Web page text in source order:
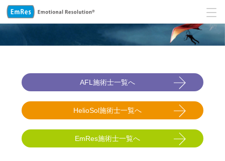
AFL施術士一覧へ
HelioSol施術士一覧へ
EmRes施術士一覧へ